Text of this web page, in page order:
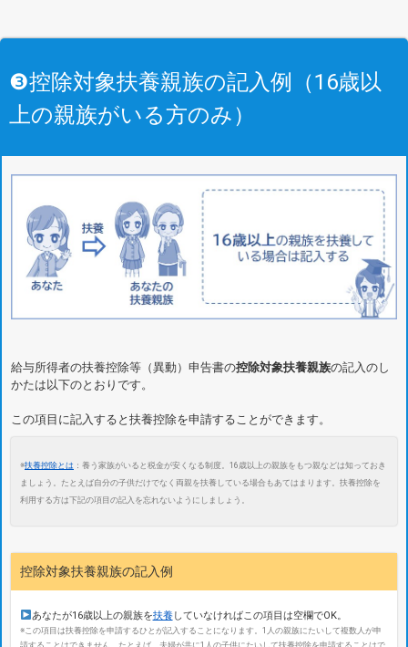
❸控除対象扶養親族の記入例（16歳以
上の親族がいる方のみ）
給与所得者の扶養控除等（異動）申告書の控除対象扶養親族の記入のし
かたは以下のとおりです。
この項目に記入すると扶養控除を申請することができます。
※扶養控除とは ：養う家族がいると税金が安くなる制度。16歳以上の親族をもつ親などは知っておき
ましょう。たとえば自分の子供だけでなく両親を扶養している場合もあてはまります。扶養控除を
利用する方は下記の項目の記入を忘れないようにしましょう。
控除対象扶養親族の記入例
あなたが16歳以上の親族を扶養していなければこの項目は空欄でOK。
※この項目は扶養控除を申請するひとが記入することになります。1人の親族にたいして複数人が申